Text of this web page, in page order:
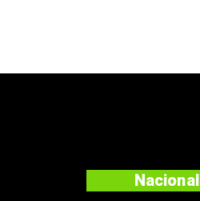
Regiones